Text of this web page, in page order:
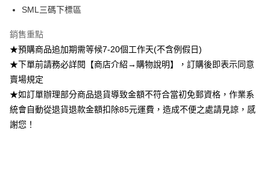
每筆NT$85，滿NT$1,200(含以上)免運費
每筆NT$85，滿NT$1,200(含以上)免運費
付款後7-11取貨
每筆NT$85，滿NT$1,200(含以上)免運費
宅配
每筆NT$85，滿NT$1,200(含以上)免運費
SML三碼下標區
銷售重點
★預購商品追加期需等候7-20個工作天(不含例假日)
★下單前請務必詳閱【商店介紹→購物說明】，訂購後即表示同意
賣場規定
★如訂單辦理部分商品退貨導致金額不符合當初免郵資格，作業系
統會自動從退貨退款金額扣除85元運費，造成不便之處請見諒，感
謝您！